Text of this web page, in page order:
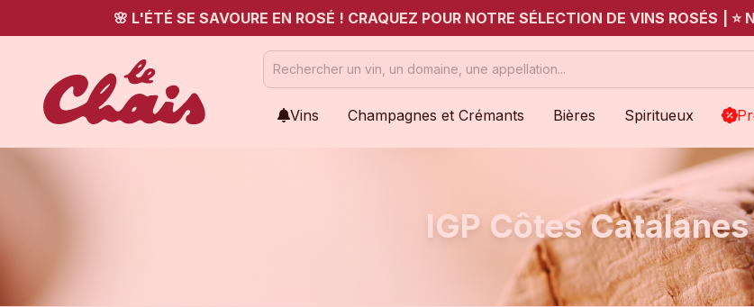
🌸 L'ÉTÉ SE SAVOURE EN ROSÉ ! CRAQUEZ POUR NOTRE SÉLECTION DE VINS ROSÉS ⭐
Vins Champagnes et Crémants Bières Spiritueux
IGP Côtes Catalanes